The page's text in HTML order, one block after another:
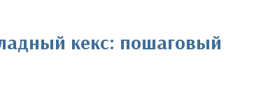
кекс: пошаговый